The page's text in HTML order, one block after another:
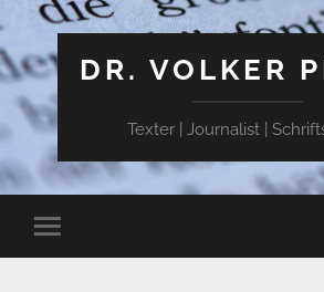
DR. VOLKER
Texter | Journalist |
Mobile-
Menü